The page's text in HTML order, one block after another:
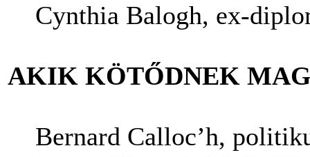
Cynthia Balogh, ex-
AKIK KÖTŐDNEK
Bernard Calloc’h,